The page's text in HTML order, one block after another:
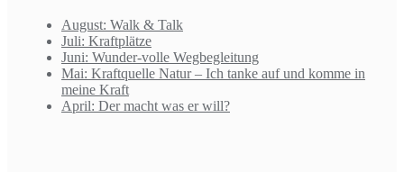
August: Walk & Talk
Juli: Kraftplätze
Juni: Wunder-volle Wegbegleitung
Mai: Kraftquelle Natur – Ich tanke auf und komme in
meine Kraft
April: Der macht was er will?